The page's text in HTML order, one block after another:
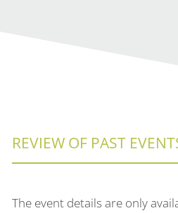
REVIEW OF PAST
The event details are only